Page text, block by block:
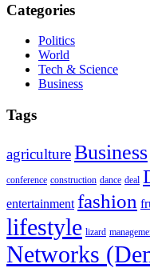
Categories
Politics
World
Tech & Science
Business
Tags
agricultureBusiness
conference construction dance deal
entertainment fashion
lifestyle lizard
Networks